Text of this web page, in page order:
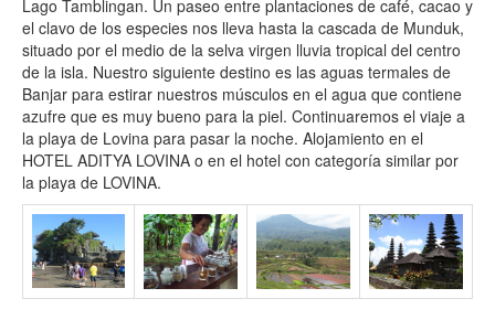
Lago Tamblingan. Un paseo entre plantaciones de café, cacao y
el clavo de los especies nos lleva hasta la cascada de Munduk,
situado por el medio de la selva virgen lluvia tropical del centro
de la isla. Nuestro siguiente destino es las aguas termales de
Banjar para estirar nuestros músculos en el agua que contiene
azufre que es muy bueno para la piel. Continuaremos el viaje a
la playa de Lovina para pasar la noche. Alojamiento en el
HOTEL ADITYA LOVINA o en el hotel con categoría similar por
la playa de LOVINA.